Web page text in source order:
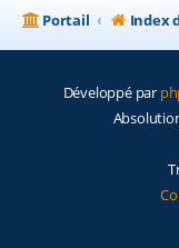
Portail Index
Développé par